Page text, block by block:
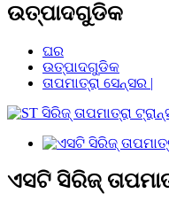
ଉତ୍ପାଦଗୁଡିକ
ଘର
ଉତ୍ପାଦଗୁଡିକ
ତାପମାତ୍ରା ସେନ୍ସର |
ଏସଟି ସିରିଜ୍